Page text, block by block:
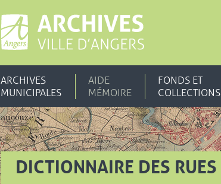
ARCHIVES
MUNICIPALES
AIDE
MÉMOIRE
FONDS ET
COLLECTIONS
DICTIONNAIRE DES RUES